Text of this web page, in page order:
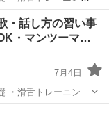
・話し方の習い事
・マンツーマ…
7月4日
・滑舌トレーニング